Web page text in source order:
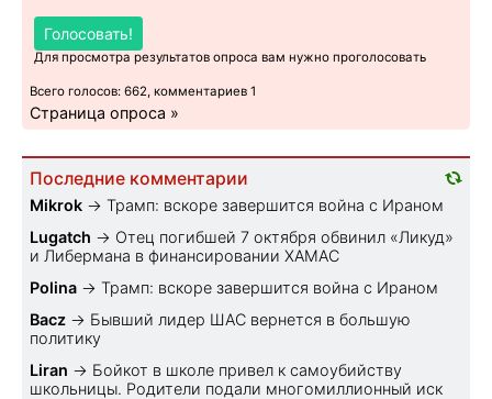
Голосовать!
Для просмотра результатов опроса вам нужно проголосовать
Всего голосов: 662, комментариев 1
Страница опроса »
Последние комментарии
Mikrok → Трамп: вскоре завершится война с Ираном
Lugatch → Отец погибшей 7 октября обвинил «Ликуд»
и Либермана в финансировании ХАМАС
Polina → Трамп: вскоре завершится война с Ираном
Bacz → Бывший лидер ШАС вернется в большую
политику
Liran → Бойкот в школе привел к самоубийству
школьницы. Родители подали многомиллионный иск